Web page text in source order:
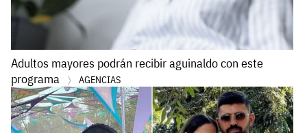
Adultos mayores podrán recibir aguinaldo con este
programa
AGENCIAS